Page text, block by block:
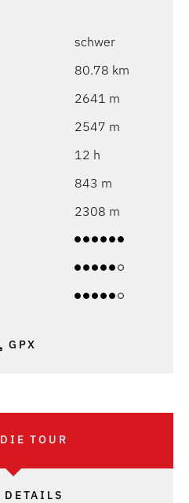
schwer
80.78 km
2641 m
2547 m
12 h
843 m
2308 m
GPX
DIE TOUR
DETAILS